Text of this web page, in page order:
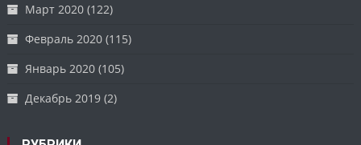
Март 2020 (122)
Февраль 2020 (115)
Январь 2020 (105)
Декабрь 2019 (2)